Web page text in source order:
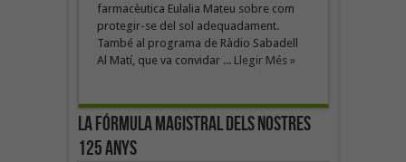
farmacèutica Eulalia Mateu sobre com
protegir-se del sol adequadament.
També al programa de Ràdio Sabadell
Al Matí, que va convidar ... Llegir Més »
La fórmula magistral dels nostres
125 anys